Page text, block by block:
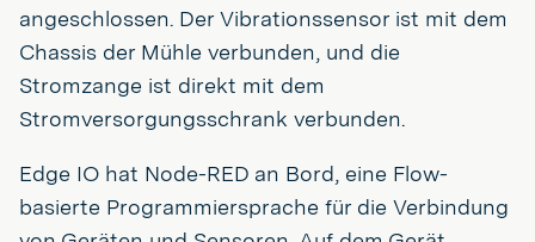
angeschlossen. Der Vibrationssensor ist mit dem
Chassis der Mühle verbunden, und die
Stromzange ist direkt mit dem
Stromversorgungsschrank verbunden.
Edge IO hat Node-RED an Bord, eine Flow-
basierte Programmiersprache für die Verbindung